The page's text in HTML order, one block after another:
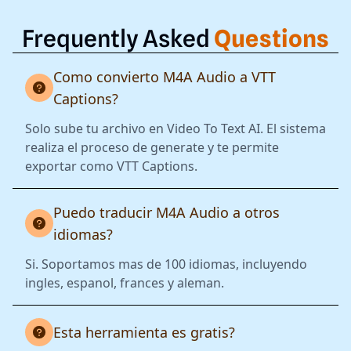
Frequently Asked Questions
Como convierto M4A Audio a VTT
Captions?
Solo sube tu archivo en Video To Text AI. El sistema
realiza el proceso de generate y te permite
exportar como VTT Captions.
Puedo traducir M4A Audio a otros
idiomas?
Si. Soportamos mas de 100 idiomas, incluyendo
ingles, espanol, frances y aleman.
Esta herramienta es gratis?